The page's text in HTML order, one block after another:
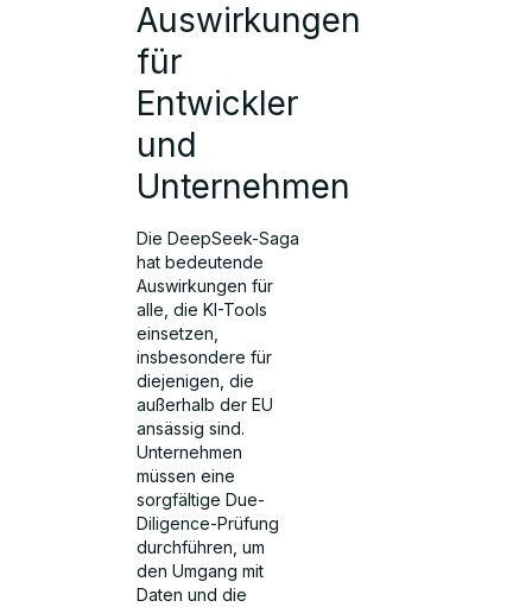
Auswirkungen
für
Entwickler
und
Unternehmen
Die DeepSeek-Saga
hat bedeutende
Auswirkungen für
alle, die KI-Tools
einsetzen,
insbesondere für
diejenigen, die
außerhalb der EU
ansässig sind.
Unternehmen
müssen eine
sorgfältige Due-
Diligence-Prüfung
durchführen, um
den Umgang mit
Daten und die